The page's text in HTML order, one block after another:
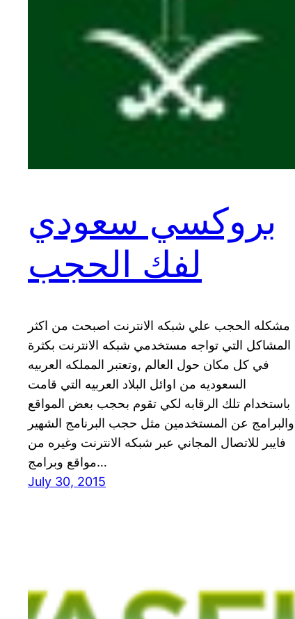
بروكسي سعودي
لفك الحجب
مشكله الحجب علي شبكه الانترنت اصبحت من اكثر
المشاكل التي تواجه مستخدمي شبكه الانترنت بكثرة
في كل مكان حول العالم ,وتعتبر المملكه العربيه
السعوديه من اوائل البلاد العربيه التي قامت
باستخدام تلك الرقابه لكي تقوم بحجب بعض المواقع
والبرامج عن المستخدمين مثل حجب البرنامج الشهير
فايبر للاتصال المجاني عبر شبكه الانترنت وغيره من
مواقع وبرامج…
July 30, 2015